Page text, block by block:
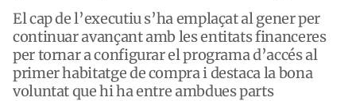
El cap de l’executiu s’ha emplaçat al gener per
continuar avançant amb les entitats financeres
per tornar a configurar el programa d’accés al
primer habitatge de compra i destaca la bona
voluntat que hi ha entre ambdues parts